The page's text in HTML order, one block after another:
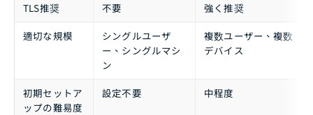
TLS推奨
不要
強く推奨
適切な規模
シングルユーザ
ー、シングルマシ
ン
複数ユーザー、複数
デバイス
初期セットア
ップの難易度
設定不要 中程度